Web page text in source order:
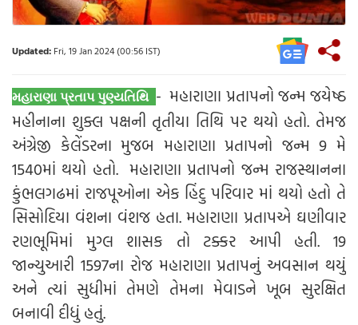
Updated: Fri, 19 Jan 2024 (00:56 IST)
મહારાણા પ્રતાપ પુણ્યતિથિ - મહારાણા પ્રતાપનો જન્મ જયેષ્ઠ
મહીનાના શુક્લ પક્ષની તૃતીયા તિથિ પર થયો હતો. તેમજ
અંગ્રેજી કેલેંડરના મુજબ મહારાણા પ્રતાપનો જન્મ 9 મે
1540માં થયો હતો. મહારાણા પ્રતાપનો જન્મ રાજસ્થાનના
કુંભલગઢમાં રાજપૂઓના એક હિંદુ પરિવાર માં થયો હતો તે
સિસોદિયા વંશના વંશજ હતા. મહારાણા પ્રતાપએ ઘણીવાર
રણભૂમિમાં મુગ્લ શાસક તો ટક્કર આપી હતી. 19
જાન્યુઆરી 1597ના રોજ મહારાણા પ્રતાપનું અવસાન થયું
અને ત્યાં સુધીમાં તેમણે તેમના મેવાડને ખૂબ સુરક્ષિત
બનાવી દીધું હતું.